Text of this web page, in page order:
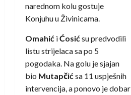
narednom kolu gostuje
Konjuhu u Živinicama.
Omahić iĆosić su predvodili
listu strijelaca sa po 5
pogodaka. Na golu je sjajan
bio Mutapčić sa 11 uspješnih
intervencija, a ponovo je dobar